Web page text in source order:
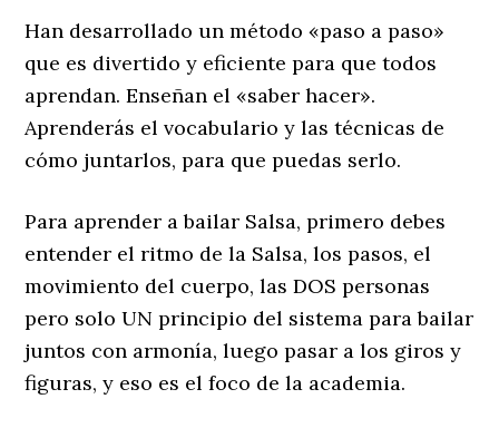
Han desarrollado un método «paso a paso»
que es divertido y eficiente para que todos
aprendan. Enseñan el «saber hacer».
Aprenderás el vocabulario y las técnicas de
cómo juntarlos, para que puedas serlo.
Para aprender a bailar Salsa, primero debes
entender el ritmo de la Salsa, los pasos, el
movimiento del cuerpo, las DOS personas
pero solo UN principio del sistema para bailar
juntos con armonía, luego pasar a los giros y
figuras, y eso es el foco de la academia.